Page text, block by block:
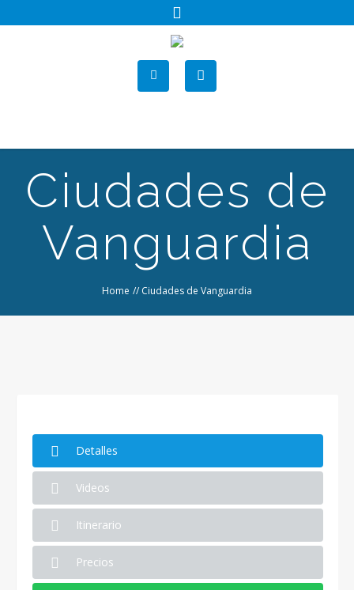
Ciudades de
Vanguardia
Home // Ciudades de Vanguardia
Detalles
Videos
Itinerario
Precios